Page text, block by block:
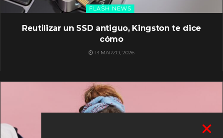
FLASH NEWS
Reutilizar un SSD antiguo, Kingston te dice
cómo
13 MARZO, 2026